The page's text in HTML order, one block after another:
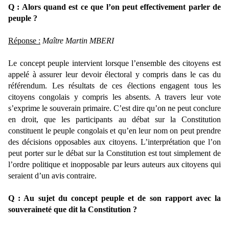
Q : Alors quand est ce que l’on peut effectivement parler de
peuple ?
Réponse : Maître Martin MBERI
Le concept peuple intervient lorsque l’ensemble des citoyens est
appelé à assurer leur devoir électoral y compris dans le cas du
référendum. Les résultats de ces élections engagent tous les
citoyens congolais y compris les absents. A travers leur vote
s’exprime le souverain primaire. C’est dire qu’on ne peut conclure
en droit, que les participants au débat sur la Constitution
constituent le peuple congolais et qu’en leur nom on peut prendre
des décisions opposables aux citoyens. L’interprétation que l’on
peut porter sur le débat sur la Constitution est tout simplement de
l’ordre politique et inopposable par leurs auteurs aux citoyens qui
seraient d’un avis contraire.
Q : Au sujet du concept peuple et de son rapport avec la
souveraineté que dit la Constitution ?